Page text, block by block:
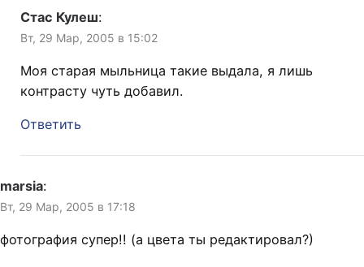
Стас Кулеш:
Вт, 29 Мар, 2005 в 15:02
Моя старая мыльница такие выдала, я лишь
контрасту чуть добавил.
Ответить
marsia:
Вт, 29 Мар, 2005 в 17:18
фотография супер!! (а цвета ты редактировал?)